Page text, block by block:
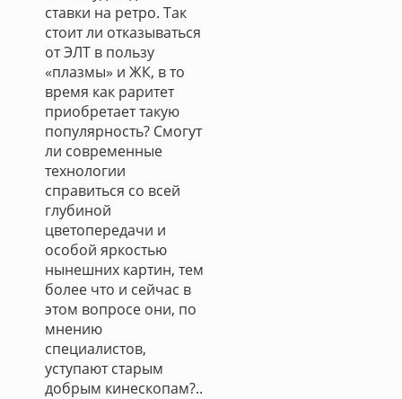
ставки на ретро. Так
стоит ли отказываться
от ЭЛТ в пользу
«плазмы» и ЖК, в то
время как раритет
приобретает такую
популярность? Смогут
ли современные
технологии
справиться со всей
глубиной
цветопередачи и
особой яркостью
нынешних картин, тем
более что и сейчас в
этом вопросе они, по
мнению
специалистов,
уступают старым
добрым кинескопам?..